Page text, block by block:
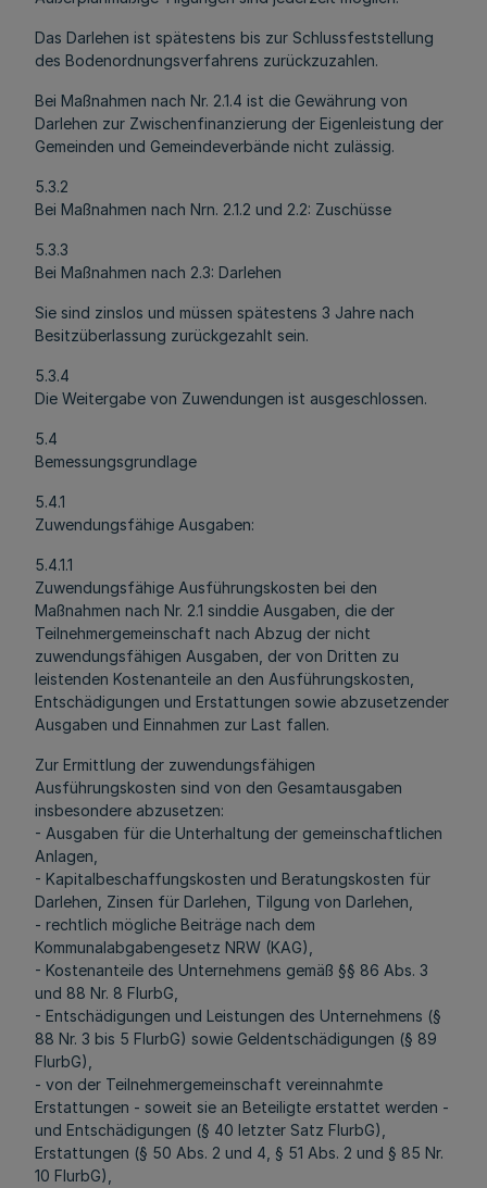
Das Darlehen ist spätestens bis zur Schlussfeststellung
des Bodenordnungsverfahrens zurückzuzahlen.
Bei Maßnahmen nach Nr. 2.1.4 ist die Gewährung von
Darlehen zur Zwischenfinanzierung der Eigenleistung der
Gemeinden und Gemeindeverbände nicht zulässig.
5.3.2
Bei Maßnahmen nach Nrn. 2.1.2 und 2.2: Zuschüsse
5.3.3
Bei Maßnahmen nach 2.3: Darlehen
Sie sind zinslos und müssen spätestens 3 Jahre nach
Besitzüberlassung zurückgezahlt sein.
5.3.4
Die Weitergabe von Zuwendungen ist ausgeschlossen.
5.4
Bemessungsgrundlage
5.4.1
Zuwendungsfähige Ausgaben:
5.4.1.1
Zuwendungsfähige Ausführungskosten bei den
Maßnahmen nach Nr. 2.1 sinddie Ausgaben, die der
Teilnehmergemeinschaft nach Abzug der nicht
zuwendungsfähigen Ausgaben, der von Dritten zu
leistenden Kostenanteile an den Ausführungskosten,
Entschädigungen und Erstattungen sowie abzusetzender
Ausgaben und Einnahmen zur Last fallen.
Zur Ermittlung der zuwendungsfähigen
Ausführungskosten sind von den Gesamtausgaben
insbesondere abzusetzen:
- Ausgaben für die Unterhaltung der gemeinschaftlichen
Anlagen,
- Kapitalbeschaffungskosten und Beratungskosten für
Darlehen, Zinsen für Darlehen, Tilgung von Darlehen,
- rechtlich mögliche Beiträge nach dem
Kommunalabgabengesetz NRW (KAG),
- Kostenanteile des Unternehmens gemäß §§ 86 Abs. 3
und 88 Nr. 8 FlurbG,
- Entschädigungen und Leistungen des Unternehmens (§
88 Nr. 3 bis 5 FlurbG) sowie Geldentschädigungen (§ 89
FlurbG),
- von der Teilnehmergemeinschaft vereinnahmte
Erstattungen - soweit sie an Beteiligte erstattet werden -
und Entschädigungen (§ 40 letzter Satz FlurbG),
Erstattungen (§ 50 Abs. 2 und 4, § 51 Abs. 2 und § 85 Nr.
10 FlurbG),